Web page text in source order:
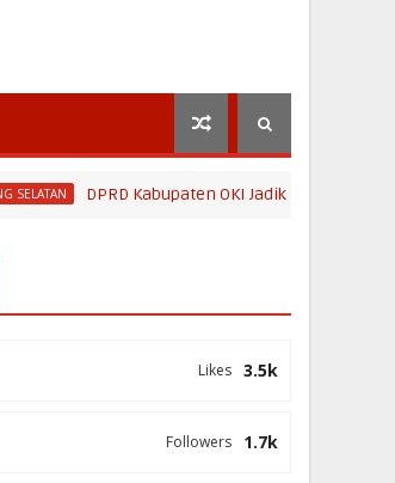
DPRD Kabupaten OKI Jadikan Dinas Kominfo
3.5k
Likes
1.7k
Followers